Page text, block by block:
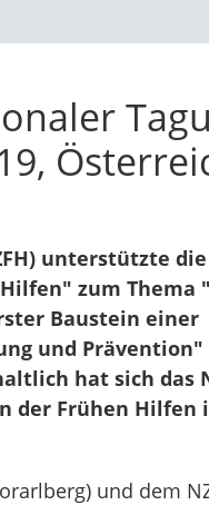
unterstützte die
zum Thema
Baustein einer
und Prävention"
hat sich das
der Frühen Hilfen
und dem